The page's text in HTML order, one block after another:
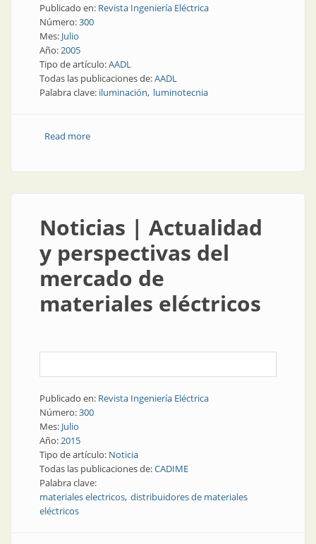
Publicado en: Revista Ingeniería Eléctrica
Número:300
Mes: Julio
Año:2005
Tipo de artículo:AADL
Todas las publicaciones de:AADL
Palabra clave: iluminación luminotecnia
Read moreabout Institución | La luminotecnia se congrega en
Noticias | Actualidad
y perspectivas del
mercado de
materiales eléctricos
Publicado en: Revista Ingeniería Eléctrica
Número:300
Mes: Julio
Año:2015
Tipo de artículo: Noticia
Todas las publicaciones de:CADIME
Palabra clave:
materiales electricos distribuidores de materiales
eléctricos